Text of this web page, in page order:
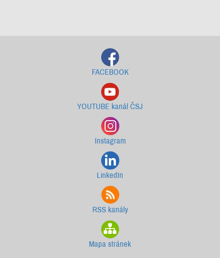
FACEBOOK
YOUTUBE kanál ČSJ
Instagram
LinkedIn
RSS kanály
Mapa stránek